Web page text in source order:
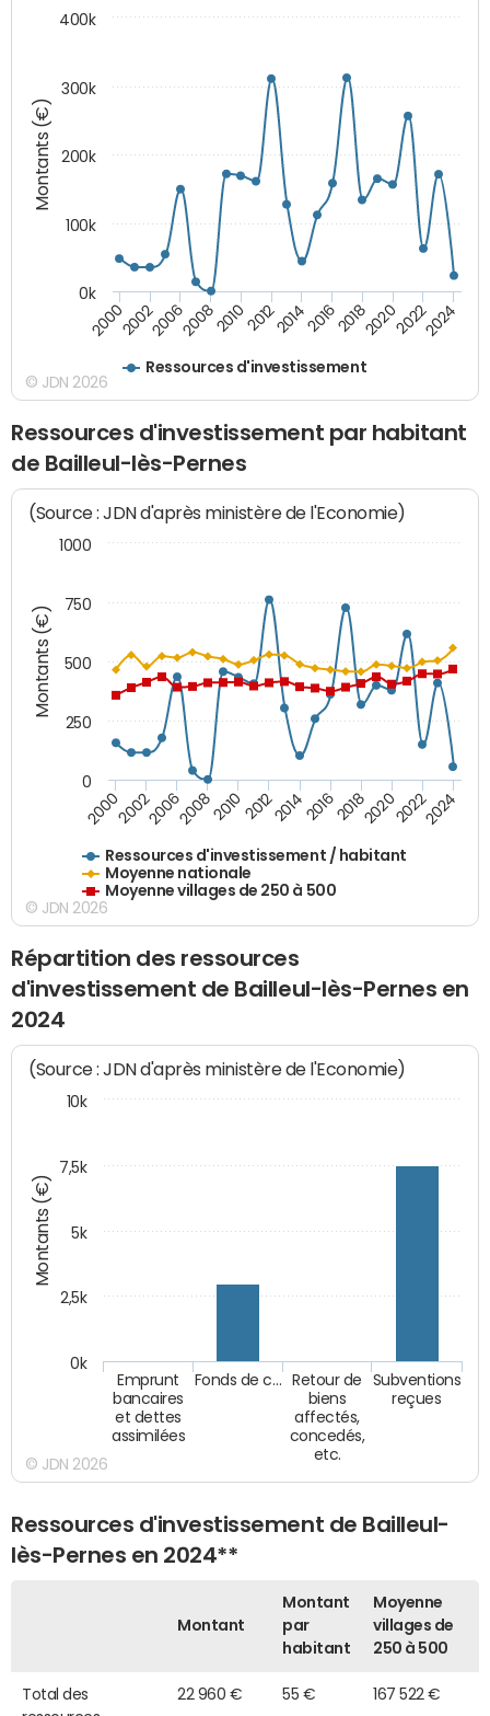
Montants (€)
Ressources d'investissement
200020022006200820102012201420162018202020222024
0k
100k
200k
300k
400k
© JDN 2026
Ressources d'investissement par habitant
de Bailleul-lès-Pernes
Montants (€)
(Source : JDN d'après ministère de l'Economie)
Ressources d'investissement / habitant
Moyenne nationale
Moyenne villages de 250 à 500
200020022006200820102012201420162018202020222024
0
250
500
750
1000
© JDN 2026
Répartition des ressources
d'investissement de Bailleul-lès-Pernes en
2024
Montants (€)
(Source : JDN d'après ministère de l'Economie)
Emprunt
bancaires
et dettes
assimilées
Fonds de c…
Retour de
biens
affectés,
concedés,
etc.
Subventions
reçues
0k
2,5k
5k
7,5k
10k
© JDN 2026
Ressources d'investissement de Bailleul-
lès-Pernes en 2024**
Montant
Montant
par
habitant
Moyenne
villages de
250 à 500
Total des
22 960 € 55 € 167 522 €